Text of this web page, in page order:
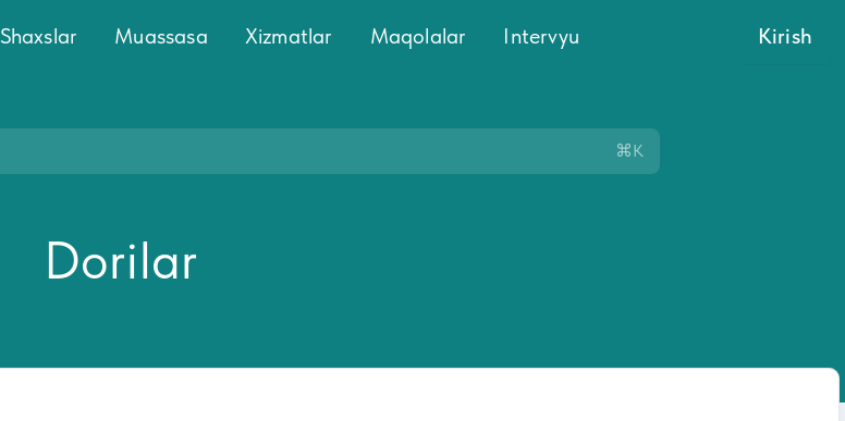
Shaxslar Muassasa Xizmatlar Maqolalar Intervyu Kirish
⌘K
Dorilar